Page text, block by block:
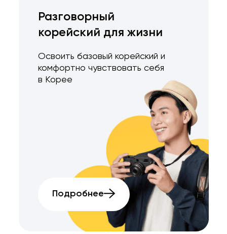
Разговорный
корейский для жизни
Освоить базовый корейский и
комфортно чувствовать себя
в Корее
Подробнее